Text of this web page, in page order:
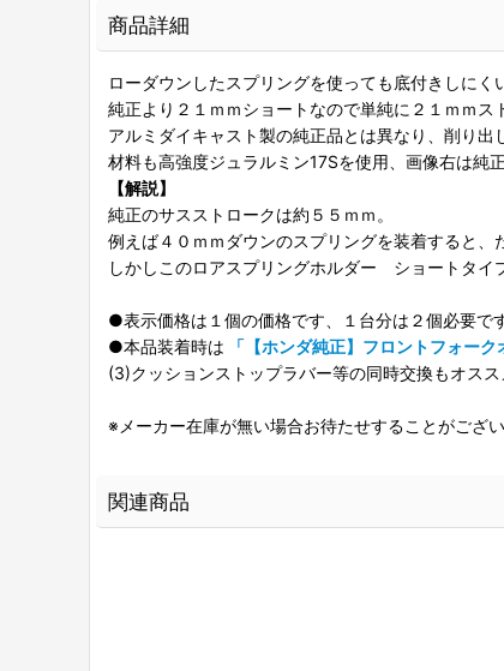
商品詳細
ローダウンしたスプリングを使っても底付きしにく
純正より２１ｍｍショートなので単純に２１ｍｍス
アルミダイキャスト製の純正品とは異なり、削り出
材料も高強度ジュラルミン17Sを使用、画像右は純
【解説】
純正のサスストロークは約５５ｍｍ。
例えば４０ｍｍダウンのスプリングを装着すると、
しかしこのロアスプリングホルダー ショートタイ
●表示価格は１個の価格です、１台分は２個必要です
●本品装着時は 「【ホンダ純正】フロントフォー
(3)クッションストップラバー等の同時交換もオスス
※メーカー在庫が無い場合お待たせすることがござい
関連商品